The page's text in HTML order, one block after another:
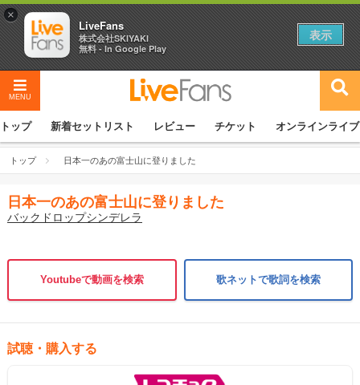
MENU
トップ 新着セットリスト レビュー チケット オンラインライブ
トップ 日本一のあの富士山に登りました
日本一のあの富士山に登りました
バックドロップシンデレラ
Youtubeで動画を検索 歌ネットで歌詞を検索
試聴・購入する
×
LiveFans
株式会社SKIYAKI
無料 - In Google Play
表示